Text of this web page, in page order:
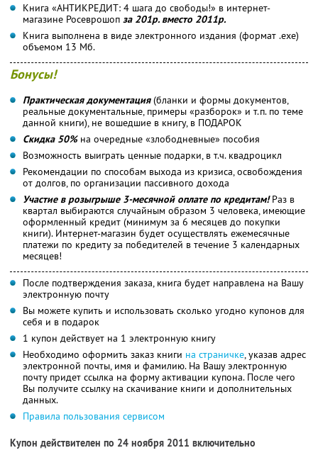
Книга «АНТИКРЕДИТ: 4 шага до свободы!» в интернет-
магазине Росеврошоп за 201р. вместо 2011р.
Книга выполнена в виде электронного издания (формат .exe)
объемом 13 Мб.
Бонусы!
Практическая документация(бланки и формы документов,
реальные документальные, примеры «разборок» и т.п. по теме
данной книги), не вошедшие в книгу, в ПОДАРОК
Скидка 50%на очередные «злободневные» пособия
Возможность выиграть ценные подарки, в т.ч. квадроцикл
Рекомендации по способам выхода из кризиса, освобождения
от долгов, по организации пассивного дохода
Участие в розыгрыше 3-месячной оплате по кредитам!Раз в
квартал выбираются случайным образом 3 человека, имеющие
оформленный кредит (минимум за 6 месяцев до покупки
книги). Интернет-магазин будет осуществлять ежемесячные
платежи по кредиту за победителей в течение 3 календарных
месяцев!
После подтверждения заказа, книга будет направлена на Вашу
электронную почту
Вы можете купить и использовать сколько угодно купонов для
себя и в подарок
1 купон действует на 1 электронную книгу
Необходимо оформить заказ книги на страничке, указав адрес
электронной почты, имя и фамилию. На Вашу электронную
почту придет ссылка на форму активации купона. После чего
Вы получите ссылку на скачивание книги и дополнительных
данных.
Правила пользования сервисом
Купон действителен по 24 ноября 2011 включительно